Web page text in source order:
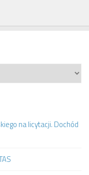
na licytacji. Dochód